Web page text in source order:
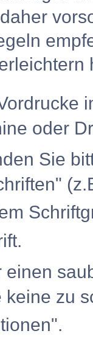
oder
Sie
einen
zu